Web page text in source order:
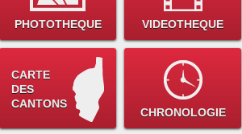
PHOTOTHEQUE VIDEOTHEQUE
CARTE
DES
CANTONS
CHRONOLOGIE